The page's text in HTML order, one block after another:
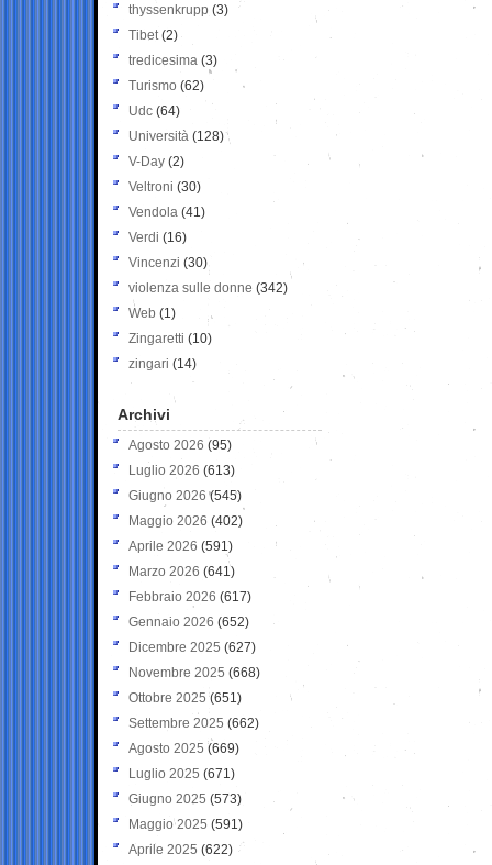
thyssenkrupp (3)
Tibet(2)
tredicesima (3)
Turismo (62)
Udc (64)
Università (128)
V-Day (2)
Veltroni (30)
Vendola (41)
Verdi (16)
Vincenzi (30)
violenza sulle donne (342)
Web (1)
Zingaretti (10)
zingari (14)
Archivi
Agosto 2026 (95)
Luglio 2026 (613)
Giugno 2026 (545)
Maggio 2026 (402)
Aprile 2026 (591)
Marzo 2026 (641)
Febbraio 2026 (617)
Gennaio 2026 (652)
Dicembre 2025 (627)
Novembre 2025 (668)
Ottobre 2025 (651)
Settembre 2025 (662)
Agosto 2025 (669)
Luglio 2025 (671)
Giugno 2025 (573)
Maggio 2025 (591)
Aprile 2025 (622)